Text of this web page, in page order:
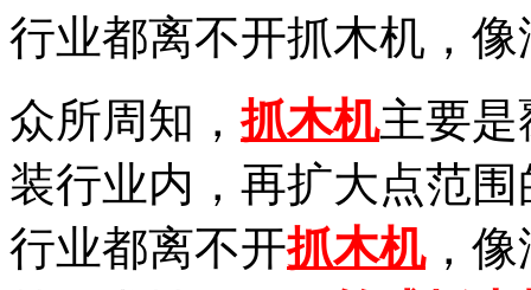
行业都离不开抓木机，
众所周知，抓木机主要是
装行业内，再扩大点范
行业都离不开抓木机，像